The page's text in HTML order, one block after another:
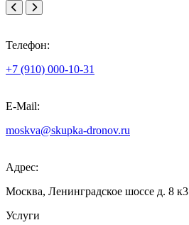
Телефон:
+7 (910) 000-10-31
E-Mail:
moskva@skupka-dronov.ru
Адрес:
Москва, Ленинградское шоссе д. 8 к3
Услуги